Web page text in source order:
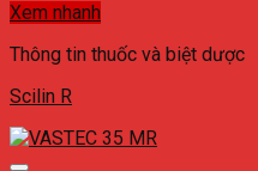
Xem nhanh
Thông tin thuốc và biệt dược
Scilin R